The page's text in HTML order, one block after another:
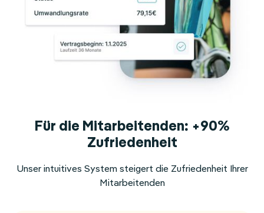
Für die Mitarbeitenden: +90%
Zufriedenheit
Unser intuitives System steigert die Zufriedenheit Ihrer
Mitarbeitenden